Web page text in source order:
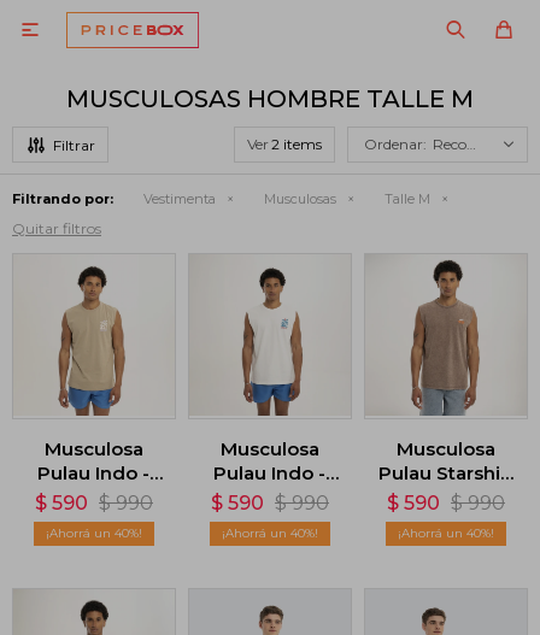

MUSCULOSAS HOMBRE TALLE M
Ver Recomendados
Filtrando por: Vestimenta Musculosas Talle M
Quitar filtros
Musculosa
Pulau Indo -
Marrón
$ 590 $ 990
40
Musculosa
Pulau Indo -
Blanco
$ 590 $ 990
40
Musculosa
Pulau Starship
- Marrón
$ 590 $ 990
40